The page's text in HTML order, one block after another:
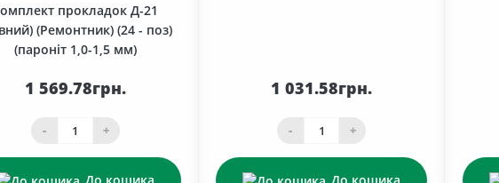
прокладок Д-21
(Ремонтник) (24 - поз)
(пароніт 1,0-1,5 мм)
1 569.78грн.
- +
1 031.58грн.
- +